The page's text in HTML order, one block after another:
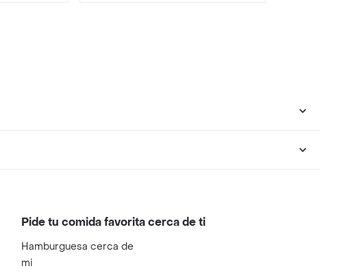
Pide tu comida favorita cerca de ti
Hamburguesa cerca de
mi